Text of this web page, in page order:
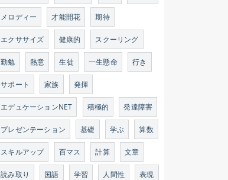
メロディー 才能開花 期待
エクササイズ 健康的 スクーリング
勤勉 熱意 生徒 一生懸命 行き
サポート 家族 発揮
エデュケーションNET 積極的 発達障害
プレゼンテーション 基礎 学ぶ 算数
スキルアップ 百マス 計算 文章
読み取り 国語 学習 人間性 表現